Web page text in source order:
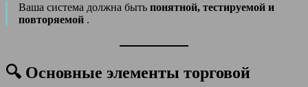
Ваша система должна быть понятной, тестируемой и
повторяемой .
🔍 Основные элементы торговой